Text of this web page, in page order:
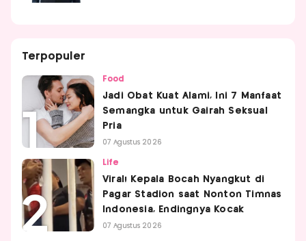
Terpopuler
Food
Jadi Obat Kuat Alami, Ini 7 Manfaat
Semangka untuk Gairah Seksual
Pria
07 Agustus 2026
Life
Viral! Kepala Bocah Nyangkut di
Pagar Stadion saat Nonton Timnas
Indonesia, Endingnya Kocak
07 Agustus 2026